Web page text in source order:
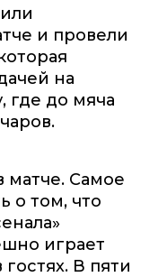
и провели
на
где до мяча
матче. Самое
о том, что
играет
гостях. В пяти